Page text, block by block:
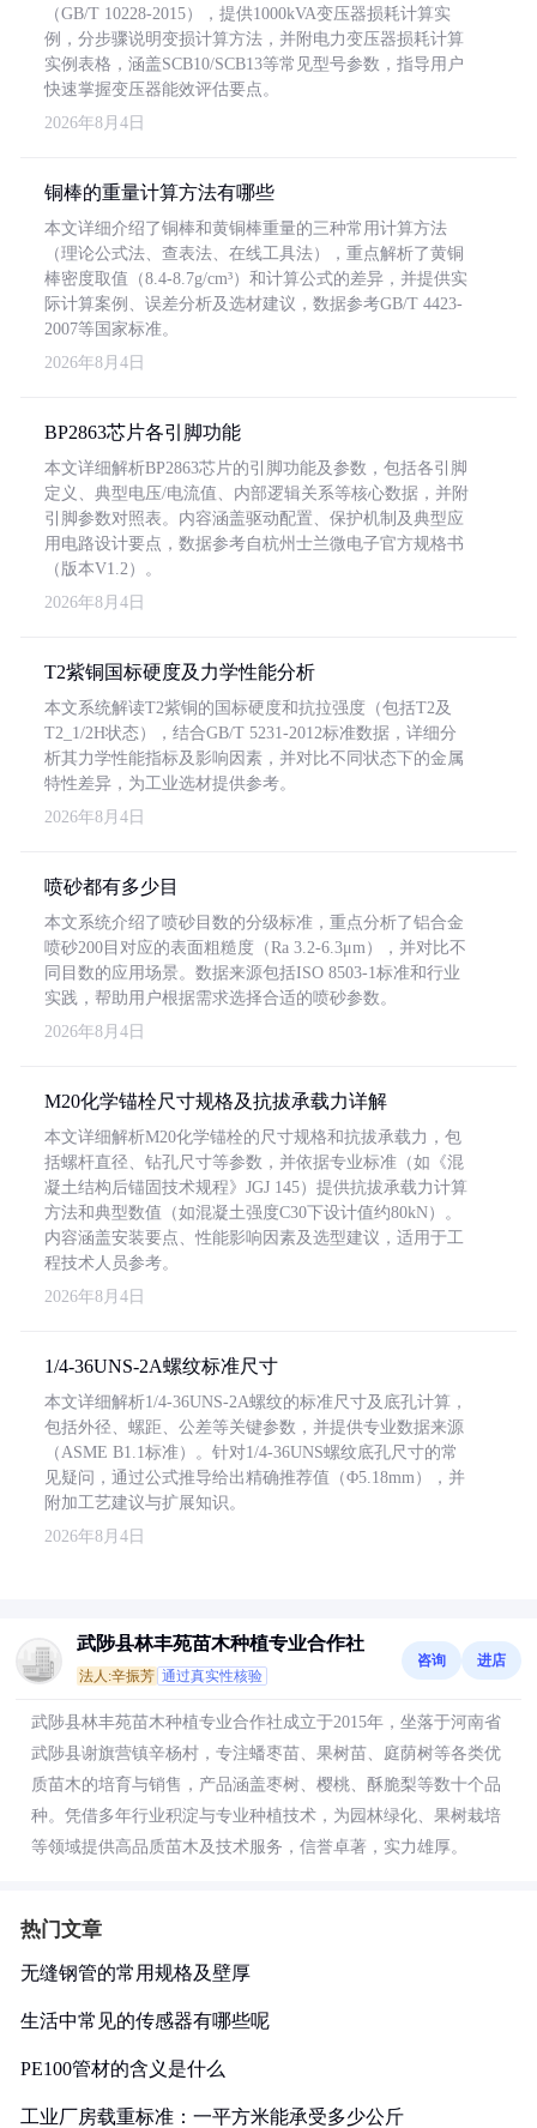
（GB/T 10228-2015），提供1000kVA变压器损耗计算实
例，分步骤说明变损计算方法，并附电力变压器损耗计算
实例表格，涵盖SCB10/SCB13等常见型号参数，指导用户
快速掌握变压器能效评估要点。
2026年8月4日
铜棒的重量计算方法有哪些
本文详细介绍了铜棒和黄铜棒重量的三种常用计算方法
（理论公式法、查表法、在线工具法），重点解析了黄铜
棒密度取值（8.4-8.7g/cm³）和计算公式的差异，并提供实
际计算案例、误差分析及选材建议，数据参考GB/T 4423-
2007等国家标准。
2026年8月4日
BP2863芯片各引脚功能
本文详细解析BP2863芯片的引脚功能及参数，包括各引脚
定义、典型电压/电流值、内部逻辑关系等核心数据，并附
引脚参数对照表。内容涵盖驱动配置、保护机制及典型应
用电路设计要点，数据参考自杭州士兰微电子官方规格书
（版本V1.2）。
2026年8月4日
T2紫铜国标硬度及力学性能分析
本文系统解读T2紫铜的国标硬度和抗拉强度（包括T2及
T2_1/2H状态），结合GB/T 5231-2012标准数据，详细分
析其力学性能指标及影响因素，并对比不同状态下的金属
特性差异，为工业选材提供参考。
2026年8月4日
喷砂都有多少目
本文系统介绍了喷砂目数的分级标准，重点分析了铝合金
喷砂200目对应的表面粗糙度（Ra 3.2-6.3μm），并对比不
同目数的应用场景。数据来源包括ISO 8503-1标准和行业
实践，帮助用户根据需求选择合适的喷砂参数。
2026年8月4日
M20化学锚栓尺寸规格及抗拔承载力详解
本文详细解析M20化学锚栓的尺寸规格和抗拔承载力，包
括螺杆直径、钻孔尺寸等参数，并依据专业标准（如《混
凝土结构后锚固技术规程》JGJ 145）提供抗拔承载力计算
方法和典型数值（如混凝土强度C30下设计值约80kN）。
内容涵盖安装要点、性能影响因素及选型建议，适用于工
程技术人员参考。
2026年8月4日
1/4-36UNS-2A螺纹标准尺寸
本文详细解析1/4-36UNS-2A螺纹的标准尺寸及底孔计算，
包括外径、螺距、公差等关键参数，并提供专业数据来源
（ASME B1.1标准）。针对1/4-36UNS螺纹底孔尺寸的常
见疑问，通过公式推导给出精确推荐值（Φ5.18mm），并
附加工艺建议与扩展知识。
2026年8月4日
武陟县林丰苑苗木种植专业合作社
法人:辛振芳 通过真实性核验
咨询 进店
武陟县林丰苑苗木种植专业合作社成立于2015年，坐落于河南省
武陟县谢旗营镇辛杨村，专注蟠枣苗、果树苗、庭荫树等各类优
质苗木的培育与销售，产品涵盖枣树、樱桃、酥脆梨等数十个品
种。凭借多年行业积淀与专业种植技术，为园林绿化、果树栽培
等领域提供高品质苗木及技术服务，信誉卓著，实力雄厚。
热门文章
无缝钢管的常用规格及壁厚
生活中常见的传感器有哪些呢
PE100管材的含义是什么
工业厂房载重标准：一平方米能承受多少公斤